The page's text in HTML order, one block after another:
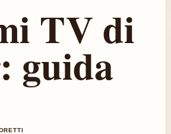
TV di
guida